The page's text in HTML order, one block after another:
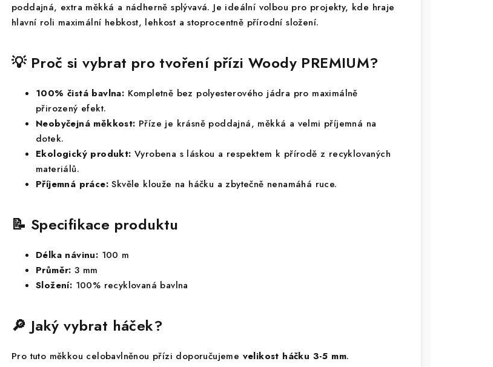
poddajná, extra měkká a nádherně splývavá. Je ideální volbou pro projekty, kde hraje
hlavní roli maximální hebkost, lehkost a stoprocentně přírodní složení.
💡 Proč si vybrat pro tvoření přízi Woody PREMIUM?
100% čistá bavlna: Kompletně bez polyesterového jádra pro maximálně
přirozený efekt.
Neobyčejná měkkost: Příze je krásně poddajná, měkká a velmi příjemná na
dotek.
Ekologický produkt: Vyrobena s láskou a respektem k přírodě z recyklovaných
materiálů.
Příjemná práce: Skvěle klouže na háčku a zbytečně nenamáhá ruce.
📝 Specifikace produktu
Délka návinu: 100 m
Průměr: 3 mm
Složení: 100% recyklovaná bavlna
🔎 Jaký vybrat háček?
Pro tuto měkkou celobavlněnou přízi doporučujeme velikost háčku 3-5 mm.